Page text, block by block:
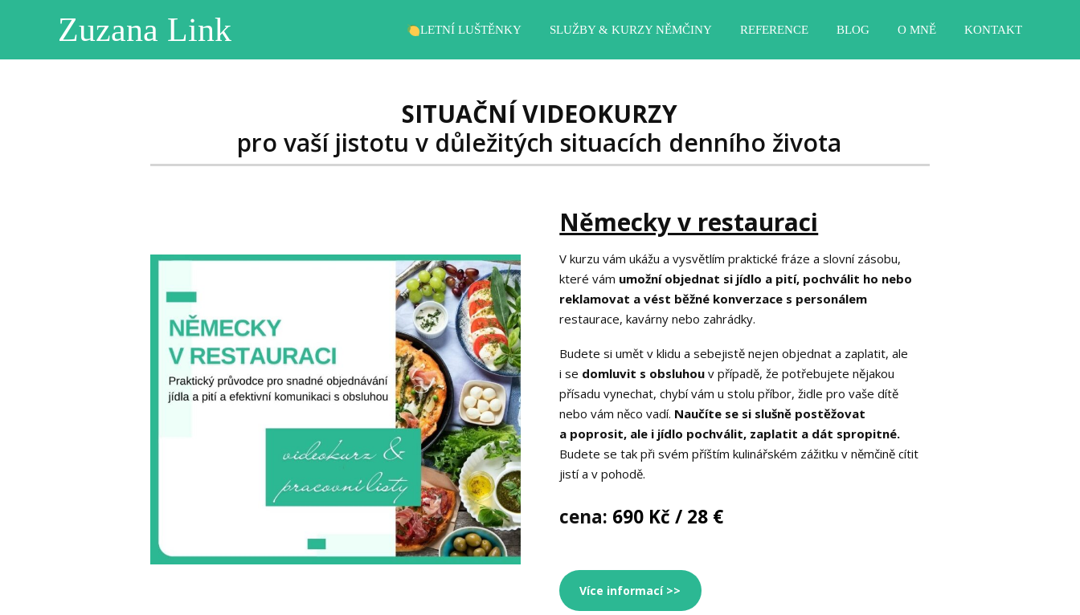
Zuzana Link LETNÍ LUŠTĚNKY SLUŽBY & KURZY NĚMČINY REFERENCE BLOG O MNĚ KONTAKT
SITUAČNÍ VIDEOKURZY
pro vaší jistotu v důležitých situacích denního života
Německy v restauraci
V kurzu vám ukážu a vysvětlím praktické fráze a slovní zásobu,
které vám umožní objednat si jídlo a pití, pochválit ho nebo
reklamovat a vést běžné konverzace s personálem
restaurace, kavárny nebo zahrádky.
Budete si umět v klidu a sebejistě nejen objednat a zaplatit, ale
i se domluvit s obsluhou v případě, že potřebujete nějakou
přísadu vynechat, chybí vám u stolu příbor, židle pro vaše dítě
nebo vám něco vadí. Naučíte se si slušně postěžovat
a poprosit, ale i jídlo pochválit, zaplatit a dát spropitné.
Budete se tak při svém příštím kulinářském zážitku v němčině cítit
jistí a v pohodě.
cena: 690 Kč / 28 €
Více informací >>